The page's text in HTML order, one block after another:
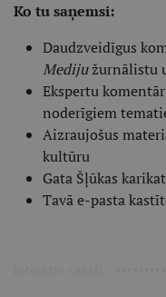
Ko tu saņemsi:
Daudzveidīgus
Medijužurnālistu
Ekspertu
noderīgiem
Aizraujošus
kultūru
Gata Šļūkas
Tavā e-pasta